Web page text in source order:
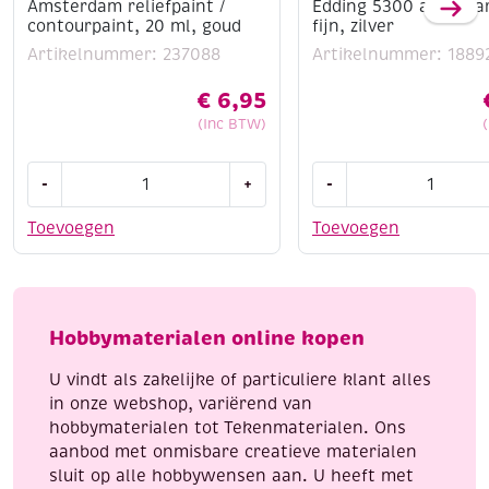
Of je nu schildert, mixed media toepast of
experimenteert met nieuwe technieken – met de
allround acrylverf in huis.
Amsterdam reliefpaint /
contourpaint, 20 ml, goud
Artikelnummer: 237088
€ 6,95
(Inc BTW)
Toevoegen
-
/
ml,
aantal
+
Edding 5300
fijn, zilver
Artikelnummer:
Toevoegen
-
acrylmarker
aantal
Hobbymaterialen online kopen
U vindt als zakelijke of particuliere klant alles
in onze webshop, variërend van
hobbymaterialen tot Tekenmaterialen. Ons
aanbod met onmisbare creatieve materialen
sluit op alle hobbywensen aan. U heeft met